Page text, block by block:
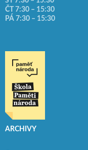
ČT 7:30 – 15:30
PÁ 7:30 – 15:30
ARCHIVY